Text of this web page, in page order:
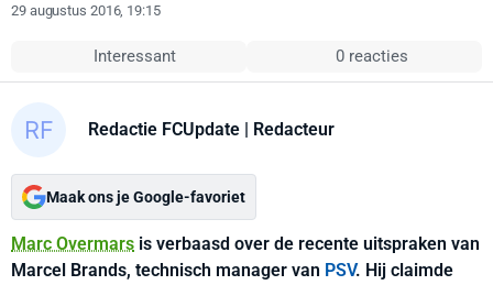
29 augustus 2016, 19:15
Interessant 0 reacties
Redactie FCUpdate | Redacteur
Maak ons je Google-favoriet
Marc Overmars is verbaasd over de recente uitspraken van
Marcel Brands, technisch manager van PSV. Hij claimde